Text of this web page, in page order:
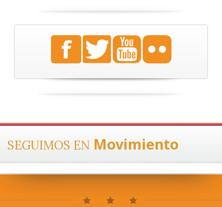
SEGUIMOS EN Movimiento